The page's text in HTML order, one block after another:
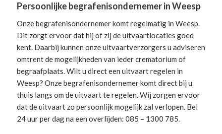
Persoonlijke begrafenisondernemer in Weesp
Onze begrafenisondernemer komt regelmatig in Weesp.
Dit zorgt ervoor dat hij of zij de uitvaartlocaties goed
kent. Daarbij kunnen onze uitvaartverzorgers u adviseren
omtrent de mogelijkheden van ieder crematorium of
begraafplaats. Wilt u direct een uitvaart regelen in
Weesp? Onze begrafenisondernemer komt direct bij u
thuis langs om de uitvaart te regelen. Wij zorgen ervoor
dat de uitvaart zo persoonlijk mogelijk zal verlopen. Bel
24 uur per dag na een overlijden: 085 – 1300 785.